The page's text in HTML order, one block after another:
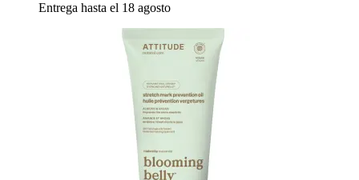
Entrega hasta el 18 agosto